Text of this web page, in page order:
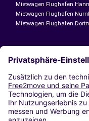
Mietwagen Flughafen
Mietwagen Flughafen
Mietwagen Flughafen
UNSERE STÄDTE
Paris
Madrid
Washington DC
Mailand